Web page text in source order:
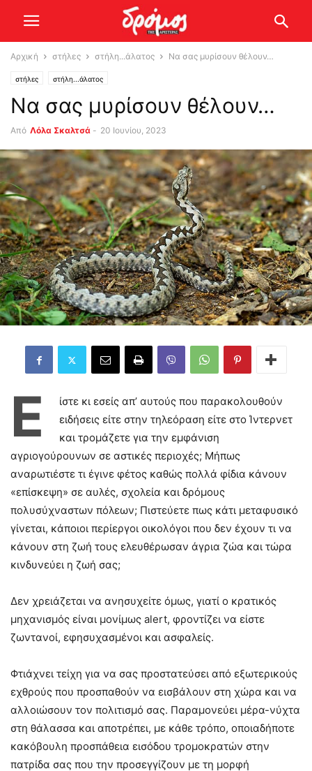
Αρχική στήλες στήλη...άλατος Nα σας μυρίσουν θέλουν…
στήλες στήλη...άλατος
Nα σας μυρίσουν θέλουν…
Από Λόλα Σκαλτσά - 20 Ιουνίου, 2023
Ε
ίστε κι εσείς απ’ αυτούς που παρακολουθούν
ειδήσεις είτε στην τηλεόραση είτε στο Ίντερνετ
και τρομάζετε για την εμφάνιση
αγριογούρουνων σε αστικές περιοχές; Μήπως
αναρωτιέστε τι έγινε φέτος καθώς πολλά φίδια κάνουν
«επίσκεψη» σε αυλές, σχολεία και δρόμους
πολυσύχναστων πόλεων; Πιστεύετε πως κάτι μεταφυσικό
γίνεται, κάποιοι περίεργοι οικολόγοι που δεν έχουν τι να
κάνουν στη ζωή τους ελευθέρωσαν άγρια ζώα και τώρα
κινδυνεύει η ζωή σας;
Δεν χρειάζεται να ανησυχείτε όμως, γιατί ο κρατικός
μηχανισμός είναι μονίμως alert, φροντίζει να είστε
ζωντανοί, εφησυχασμένοι και ασφαλείς.
Φτιάχνει τείχη για να σας προστατεύσει από εξωτερικούς
εχθρούς που προσπαθούν να εισβάλουν στη χώρα και να
αλλοιώσουν τον πολιτισμό σας. Παραμονεύει μέρα-νύχτα
στη θάλασσα και αποτρέπει, με κάθε τρόπο, οποιαδήποτε
κακόβουλη προσπάθεια εισόδου τρομοκρατών στην
πατρίδα σας που την προσεγγίζουν με τη μορφή